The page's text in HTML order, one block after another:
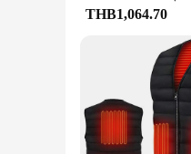
THB1,064.70